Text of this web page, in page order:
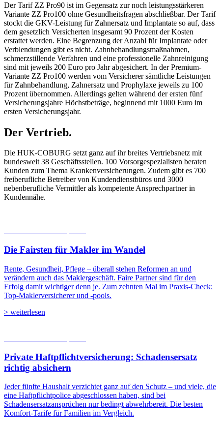
Der Tarif ZZ Pro90 ist im Gegensatz zur noch leistungsstärkeren
Variante ZZ Pro100 ohne Gesundheitsfragen abschließbar. Der Tarif
stockt die GKV-Leistung für Zahnersatz und Implantate so auf, dass
dem gesetzlich Versicherten insgesamt 90 Prozent der Kosten
erstattet werden. Eine Begrenzung der Anzahl für Implantate oder
Verblendungen gibt es nicht. Zahnbehandlungsmaßnahmen,
schmerzstillende Verfahren und eine professionelle Zahnreinigung
sind mit jeweils 200 Euro pro Jahr abgesichert. In der Premium-
Variante ZZ Pro100 werden vom Versicherer sämtliche Leistungen
für Zahnbehandlung, Zahnersatz und Prophylaxe jeweils zu 100
Prozent übernommen. Allerdings gelten während der ersten fünf
Versicherungsjahre Höchstbeträge, beginnend mit 1000 Euro im
ersten Versicherungsjahr.
Der Vertrieb.
Die HUK-COBURG setzt ganz auf ihr breites Vertriebsnetz mit
bundesweit 38 Geschäftsstellen. 100 Vorsorgespezialisten beraten
Kunden zum Thema Krankenversicherungen. Zudem gibt es 700
freiberufliche Betreiber von Kundendienstbüros und 3000
nebenberufliche Vermittler als kompetente Ansprechpartner in
Kundennähe.
Die Fairsten für Makler im Wandel
Rente, Gesundheit, Pflege – überall stehen Reformen an und
verändern auch das Maklergeschäft. Faire Partner sind für den
Erfolg damit wichtiger denn je. Zum zehnten Mal im Praxis-Check:
Top-Maklerversicherer und -pools.
> weiterlesen
Private Haftpflicht­versicherung: Schadensersatz
richtig absichern
Jeder fünfte Haushalt verzichtet ganz auf den Schutz – und viele, die
eine Haftpflichtpolice abgeschlossen haben, sind bei
Schadensersatzansprüchen nur bedingt abwehrbereit. Die besten
Komfort-Tarife für Familien im Vergleich.